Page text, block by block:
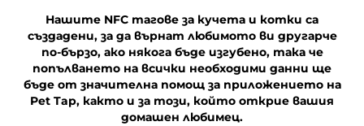
Нашите NFC тагове за кучета и котки са
създадени, за да върнат любимото ви другарче
по-бързо, ако някога бъде изгубено, така че
попълването на всички необходими данни ще
бъде от значителна помощ за приложението на
Pet Tap, както и за този, който открие вашия
домашен любимец.